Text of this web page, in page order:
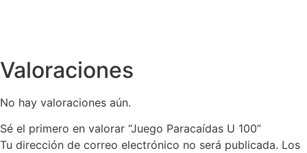
Valoraciones
No hay valoraciones aún.
Sé el primero en valorar “Juego Paracaídas U 100”
Tu dirección de correo electrónico no será publicada. Los